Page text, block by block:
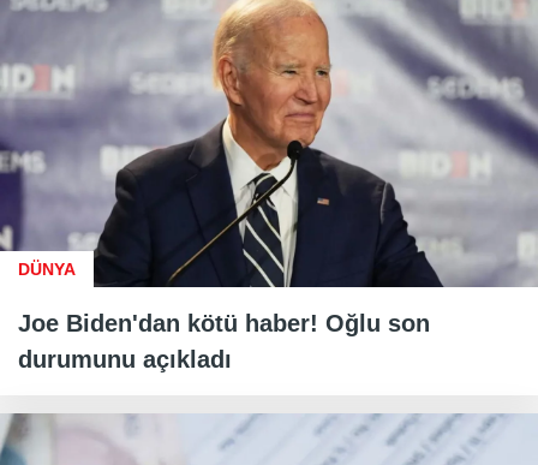
DÜNYA
Joe Biden'dan kötü haber! Oğlu son
durumunu açıkladı